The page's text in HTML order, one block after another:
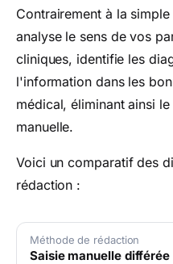
Contrairement à la
analyse le sens de vos
cliniques, identifie les
l'information dans les
médical, éliminant ainsi
manuelle.
Voici un comparatif des
rédaction :
Méthode de rédaction
Saisie manuelle différée